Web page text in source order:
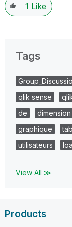
1 Like
Tags
qlik sense
qlik
de
dimension
graphique
utilisateurs
View All ≫
Products